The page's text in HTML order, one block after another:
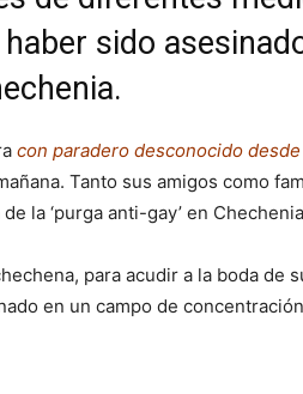
sido
con paradero desconocido
Tanto sus amigos como
la ‘purga anti-gay’ en
para acudir a la boda
en un campo de